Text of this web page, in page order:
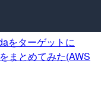
をターゲットに
まとめてみた(AWS